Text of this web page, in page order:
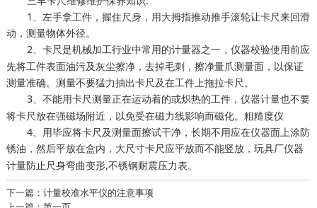
1、左手拿工件，握住尺身，用大拇指推动推手滚轮让卡尺来回滑
动，测量物体外径。
2、卡尺是机械加工行业中常用的计量器之一， 仪器校验使用前应
先将工件表面油污及灰尘擦净，去掉毛刺，擦净量爪测量面，以保证
测量准确。测量不要猛力抽出卡尺及在工件上拖拉卡尺。
3、不能用卡尺测量正在运动着的或炽热的工件， 仪器计量也不要
将卡尺放在强磁场附近，以免受在磁力线影响而磁化。粗糙度仪
4、用毕应将卡尺及测量面擦试干净，长期不用应在仪器面上涂防
锈油，然后平放在盒内，大尺寸卡尺应平放而不能竖放， 玩具厂仪器
计量防止尺身弯曲变形,不锈钢耐震压力表。
下一篇：计量校准水平仪的注意事项